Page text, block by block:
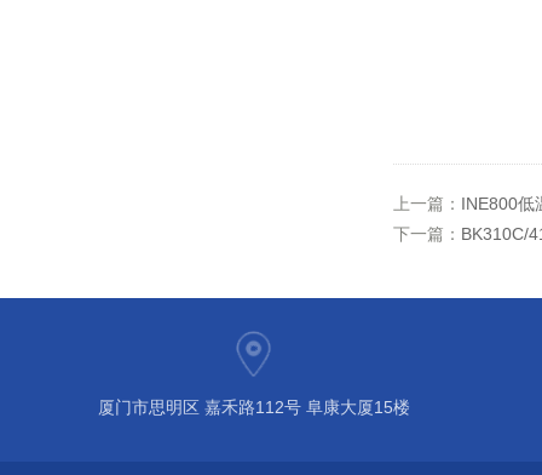
上一篇： INE800低
下一篇： BK310C/
厦门市思明区 嘉禾路112号 阜康大厦15楼